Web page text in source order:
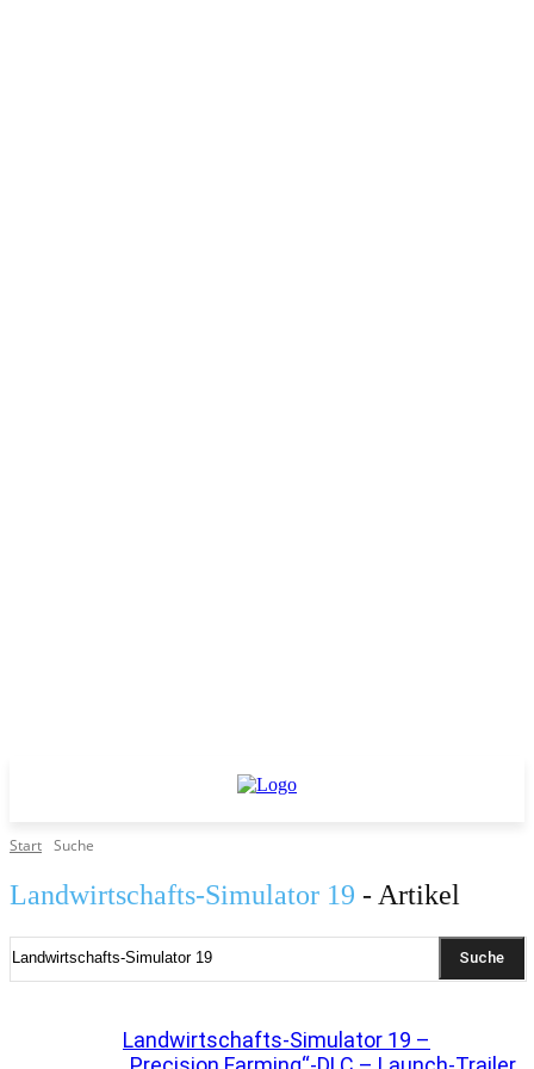
Start Suche
Landwirtschafts-Simulator 19 - Artikel
Suche
Landwirtschafts-Simulator 19 –